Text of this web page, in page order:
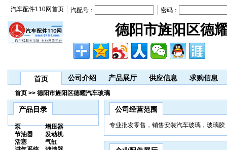
德阳市旌阳区德
汽车配件110网首页 汽配号： 密码：
首页 公司介绍 产品展厅 供应信息 求购信息
首页 >> 德阳市旌阳区德耀汽车玻璃
产品目录
泵
增压器
节油器
发动机
活塞
气缸
公司经营范围
专业批发零售，销售安装汽车玻璃，玻璃胶